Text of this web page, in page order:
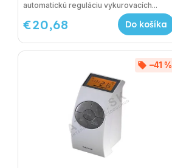
€20,68 Do košíka
automatickú reguláciu vykurovacích...
–41 %